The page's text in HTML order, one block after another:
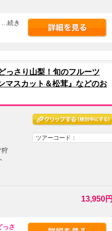
...続き
っさり山梨！旬のフルーツ
マスカット＆松茸』などのお
ツアーコード：
狩
13,950円
さ